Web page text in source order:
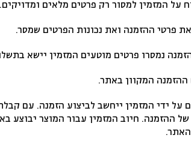
המזמין למסור רק פרטים מלאים
פרטי ההזמנה ואת נכונות הפרטים שמסר.
נמסרו פרטים מוטעים המזמין יישא
ההזמנה המקוון באתר.
על ידי המזמין ייחשב לביצוע הזמנה. עם
ההזמנה. חיוב המזמין עבור המוצר יבוצע